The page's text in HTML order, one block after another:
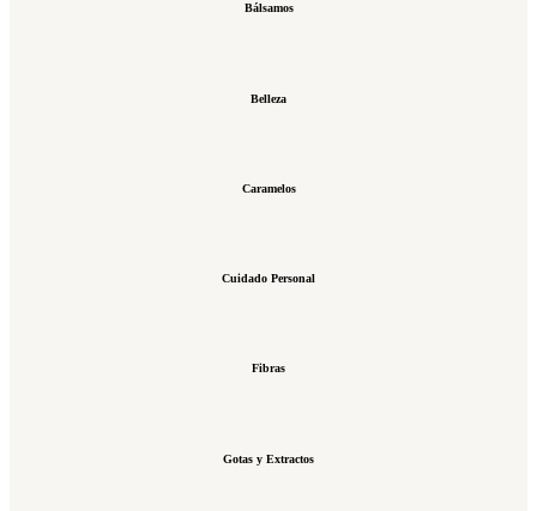
Bálsamos
Belleza
Caramelos
Cuidado Personal
Fibras
Gotas y Extractos